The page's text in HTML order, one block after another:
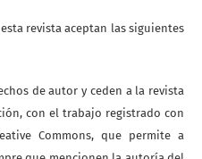
revista aceptan las siguientes
de autor y ceden a la revista
con el trabajo registrado con
Commons, que permite a